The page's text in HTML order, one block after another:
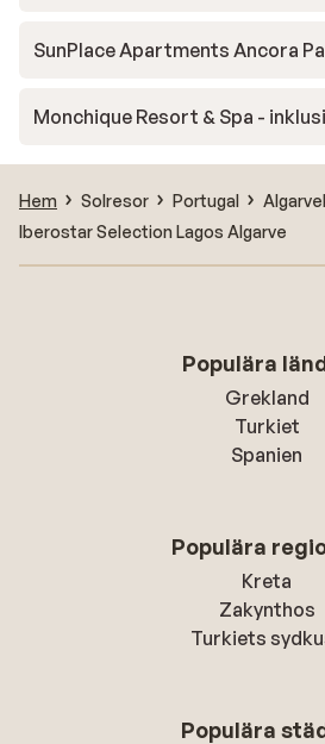
SunPlace Apartments Ancora
Monchique Resort & Spa -
Hem Solresor Portugal
Iberostar Selection Lagos Algarve
Populära
Grekland
Turkiet
Spanien
Populära
Kreta
Zakynthos
Turkiets
Populära